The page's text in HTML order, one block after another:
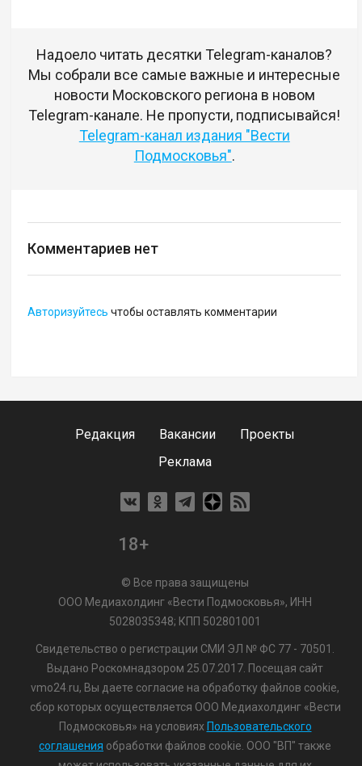
Надоело читать десятки Telegram-каналов?
Мы собрали все самые важные и интересные
новости Московского региона в новом
Telegram-канале. Не пропусти, подписывайся!
Telegram-канал издания "Вести
Подмосковья".
Комментариев нет
Авторизуйтесь чтобы оставлять комментарии
Редакция Вакансии
Проекты
Реклама
18+
© Все права защищены
ООО Медиахолдинг «Вести Подмосковья», ИНН
5028035348; КПП 502801001
Свидетельство о регистрации СМИ ЭЛ № ФС 77 - 70501.
Выдано Роскомнадзором 25.07.2017. Посещая сайт
vmo24.ru, Вы даете согласие на обработку файлов cookie,
сбор которых осуществляется ООО Медиахолдинг «Вести
Подмосковья» на условиях Пользовательского
соглашения обработки файлов cookie. ООО "ВП" также